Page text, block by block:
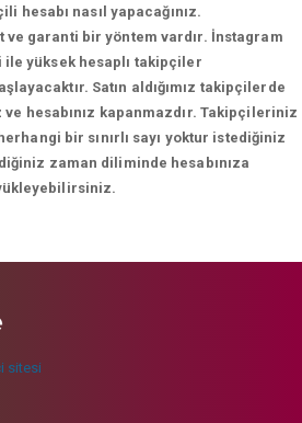
hesabı nasıl yapacağınız.
garanti bir yöntem vardır. İnstagram
yüksek hesaplı takipçiler
Satın aldığımız takipçilerde
hesabınız kapanmazdır. Takipçileriniz
bir sınırlı sayı yoktur istediğiniz
zaman diliminde hesabınıza
sitesi